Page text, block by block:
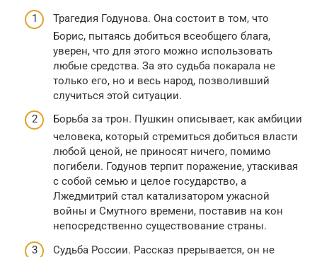
Трагедия Годунова. Она состоит в том, что
Борис, пытаясь добиться всеобщего блага,
уверен, что для этого можно использовать
любые средства. За это судьба покарала не
только его, но и весь народ, позволивший
случиться этой ситуации.
Борьба за трон. Пушкин описывает, как амбиции
человека, который стремиться добиться власти
любой ценой, не приносят ничего, помимо
погибели. Годунов терпит поражение, утаскивая
с собой семью и целое государство, а
Лжедмитрий стал катализатором ужасной
войны и Смутного времени, поставив на кон
непосредственно существование страны.
Судьба России. Рассказ прерывается, он не